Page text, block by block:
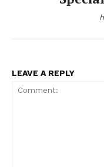
LEAVE A REPLY